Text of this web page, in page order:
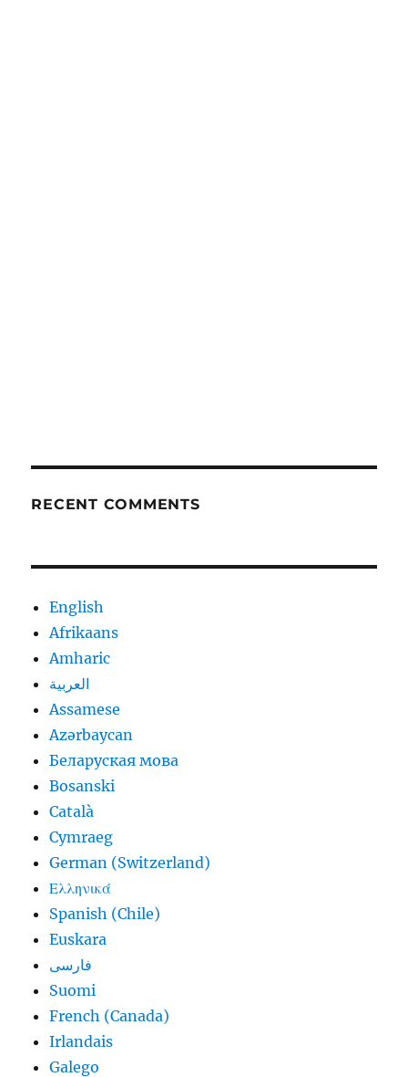
RECENT COMMENTS
English
Afrikaans
Amharic
العربية
Assamese
Azərbaycan
Беларуская мова
Bosanski
Català
Cymraeg
German (Switzerland)
Ελληνικά
Spanish (Chile)
Euskara
فارسی
Suomi
French (Canada)
Irlandais
Galego